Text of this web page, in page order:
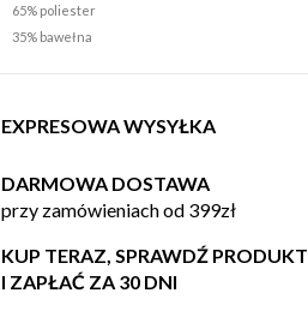
65% poliester
35% bawełna
EXPRESOWA WYSYŁKA
DARMOWA DOSTAWA
przy zamówieniach od 399zł
KUP TERAZ, SPRAWDŹ PRODUKT
I ZAPŁAĆ ZA 30 DNI